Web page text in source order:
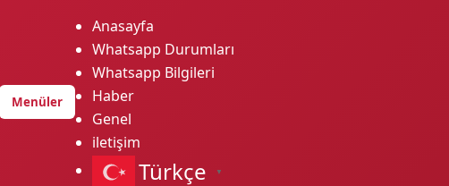
Menüler
Anasayfa
Whatsapp Durumları
Whatsapp Bilgileri
Haber
Genel
iletişim
Türkçe ▼